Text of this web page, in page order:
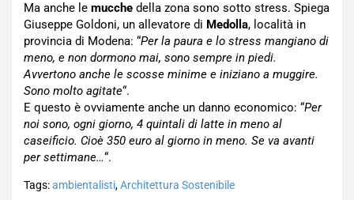
Ma anche le mucche della zona sono sotto stress. Spiega
Giuseppe Goldoni, un allevatore di Medolla, località in
provincia di Modena: “Per la paura e lo stress mangiano di
meno, e non dormono mai, sono sempre in piedi.
Avvertono anche le scosse minime e iniziano a muggire.
Sono molto agitate“.
E questo è ovviamente anche un danno economico: “Per
noi sono, ogni giorno, 4 quintali di latte in meno al
caseificio. Cioè 350 euro al giorno in meno. Se va avanti
per settimane…“.
Tags:ambientalisti,Architettura Sostenibile